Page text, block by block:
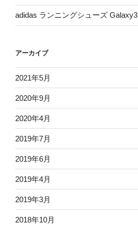
adidas ランニングシューズ Galaxy3
アーカイブ
2021年5月
2020年9月
2020年4月
2019年7月
2019年6月
2019年4月
2019年3月
2018年10月